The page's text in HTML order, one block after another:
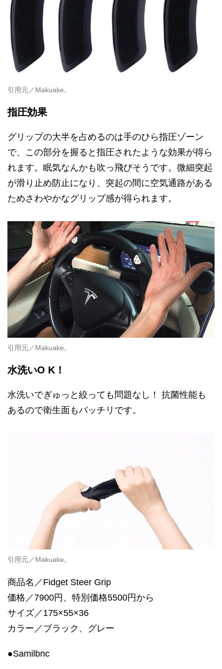
引用元／Makuake。
指圧効果
グリップの大半を占めるのは手のひら指圧ゾーン
で、この部分を握ると指圧されたような効果が得ら
れます。眠気なんかも吹っ飛びそうです。微細突起
が滑り止め防止になり、突起の間に空気通路がある
ためさわやかなグリップ感が得られます。
引用元／Makuake。
水洗いO K！
水洗いでぎゅっと絞っても問題なし！ 抗菌性能も
あるので衛生面もバッチリです。
引用元／Makuake。
商品名／Fidget Steer Grip
価格／7900円、特別価格5500円から
サイズ／175×55×36
カラー／ブラック、グレー
●Samilbnc